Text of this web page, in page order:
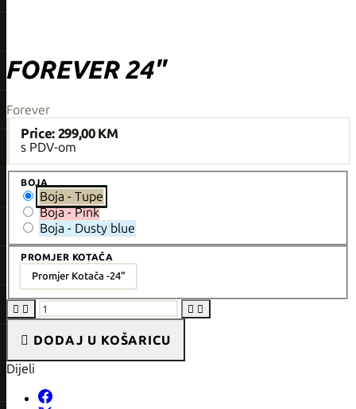
FOREVER 24"
Forever
Price: 299,00 KM
s PDV-om
BOJA
Boja - Tupe
Boja - Pink
Boja - Dusty blue
PROMJER KOTAČA
Promjer Kotača -24"
   
 DODAJ U KOŠARICU
Dijeli